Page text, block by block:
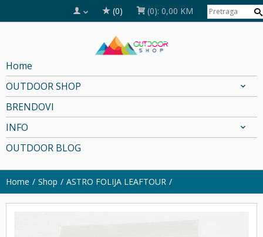
(0) (0): 0,00 KM
Home
OUTDOOR SHOP
BRENDOVI
INFO
OUTDOOR BLOG
Home Shop ASTRO FOLIJA LEAFTOUR